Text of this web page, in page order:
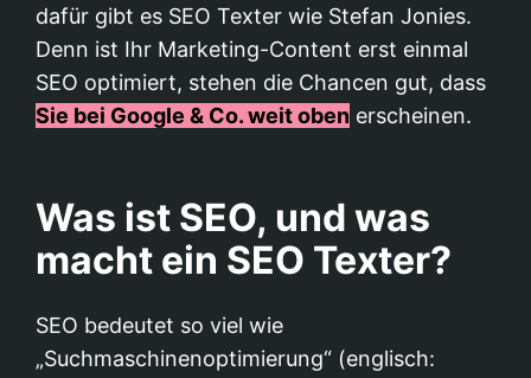
dafür gibt es SEO Texter wie Stefan Jonies.
Denn ist Ihr Marketing-Content erst einmal
SEO optimiert, stehen die Chancen gut, dass
Sie bei Google & Co. weit oben erscheinen.
Was ist SEO, und was
macht ein SEO Texter?
SEO bedeutet so viel wie
„Suchmaschinenoptimierung“ (englisch: